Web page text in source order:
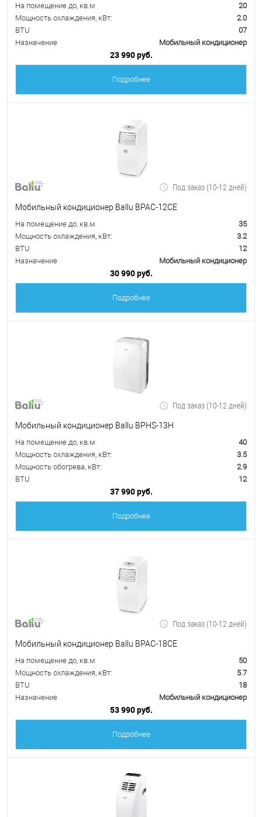
На помещение до, кв.м
20
Мощность охлаждения, кВт:
2.0
BTU
07
Назначение
Мобильный кондиционер
23 990 руб.
Подробнее
Под заказ (10-12 дней)
Мобильный кондиционер Ballu BPAC-12CE
На помещение до, кв.м
35
Мощность охлаждения, кВт:
3.2
BTU
12
Назначение
Мобильный кондиционер
30 990 руб.
Подробнее
Под заказ (10-12 дней)
Мобильный кондиционер Ballu BPHS-13H
На помещение до, кв.м
40
Мощность охлаждения, кВт:
3.5
Мощность обогрева, кВт:
2.9
BTU
12
37 990 руб.
Подробнее
Под заказ (10-12 дней)
Мобильный кондиционер Ballu BPAC-18CE
На помещение до, кв.м
50
Мощность охлаждения, кВт:
5.7
BTU
18
Назначение
Мобильный кондиционер
53 990 руб.
Подробнее